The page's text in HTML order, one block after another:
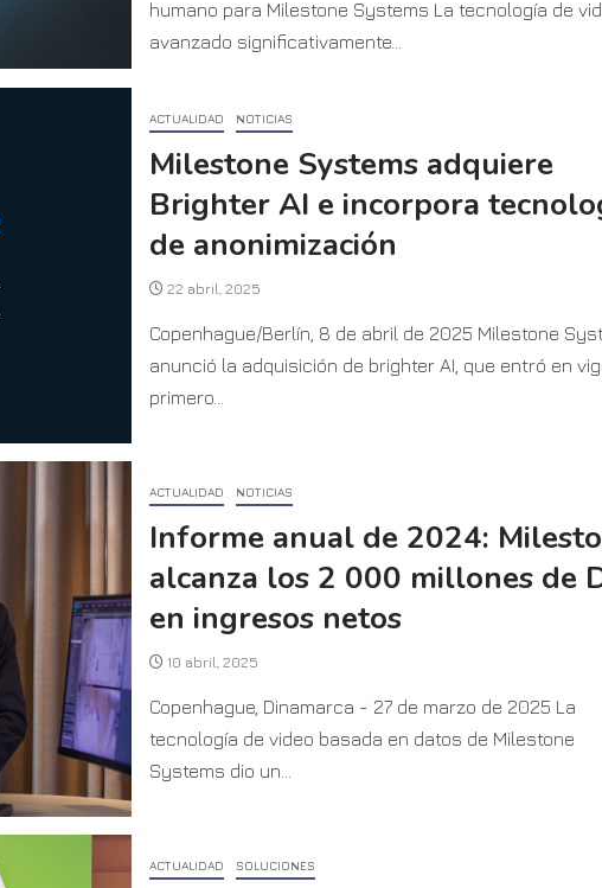
humano para Milestone Systems La tecnología de
avanzado significativamente...
ACTUALIDAD NOTICIAS
Milestone Systems adquiere
Brighter AI e incorpora
de anonimización
22 abril, 2025
Copenhague/Berlín, 8 de abril de 2025 Milestone
anunció la adquisición de brighter AI, que entró en
primero...
ACTUALIDAD NOTICIAS
Informe anual de 2024:
alcanza los 2 000 millones de
en ingresos netos
10 abril, 2025
Copenhague, Dinamarca - 27 de marzo de 2025 La
tecnología de video basada en datos de Milestone
Systems dio un...
ACTUALIDAD SOLUCIONES